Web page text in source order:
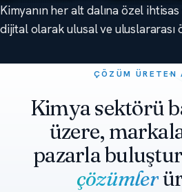
Kimyanın her alt dalına özel ihtisas
dijital olarak ulusal ve uluslararası
ÇÖZÜM ÜRETEN
Kimya sektörü
üzere,
pazarla
çözümler